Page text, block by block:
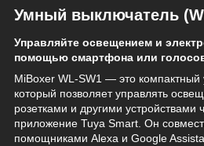
Умный выключатель
Управляйте освещением и
помощью смартфона или
MiBoxer WL-SW1 — это
который позволяет управлять
розетками и другими устройствами
приложение Tuya Smart. Он
помощниками Alexa и Google